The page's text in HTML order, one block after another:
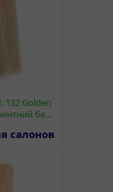
132 Golden
бе…
салонов